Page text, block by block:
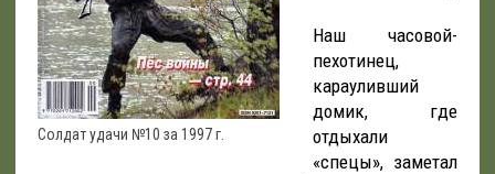
Солдат удачи №10 за 1997 г.
Наш часовой-
пехотинец,
карауливший
домик, где
отдыхали
«спецы», заметал